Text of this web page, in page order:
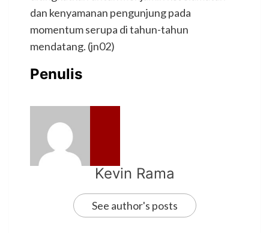
dan kenyamanan pengunjung pada
momentum serupa di tahun-tahun
mendatang. (jn02)
Penulis
Kevin Rama
See author's posts